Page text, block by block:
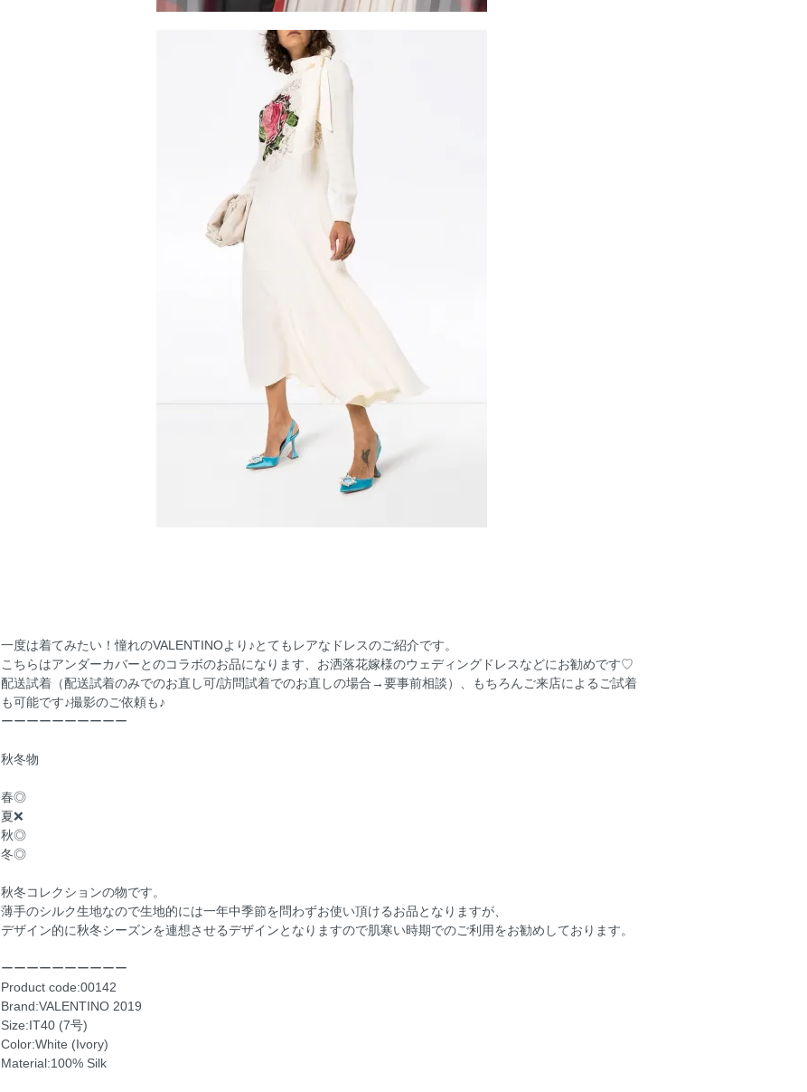
一度は着てみたい！憧れのVALENTINOより♪とてもレアなドレスのご紹介です。
こちらはアンダーカバーとのコラボのお品になります、お洒落花嫁様のウェディングドレスなどにお勧めです♡
配送試着（配送試着のみでのお直し可/訪問試着でのお直しの場合→要事前相談）、もちろんご来店によるご試着
も可能です♪撮影のご依頼も♪
ーーーーーーーーーー
秋冬物
春◎
夏❌
秋◎
冬◎
秋冬コレクションの物です。
薄手のシルク生地なので生地的には一年中季節を問わずお使い頂けるお品となりますが、
デザイン的に秋冬シーズンを連想させるデザインとなりますので肌寒い時期でのご利用をお勧めしております。
ーーーーーーーーーー
Product code:00142
Brand:VALENTINO 2019
Size:IT40 (7号)
Color:White (Ivory)
Material:100% Silk